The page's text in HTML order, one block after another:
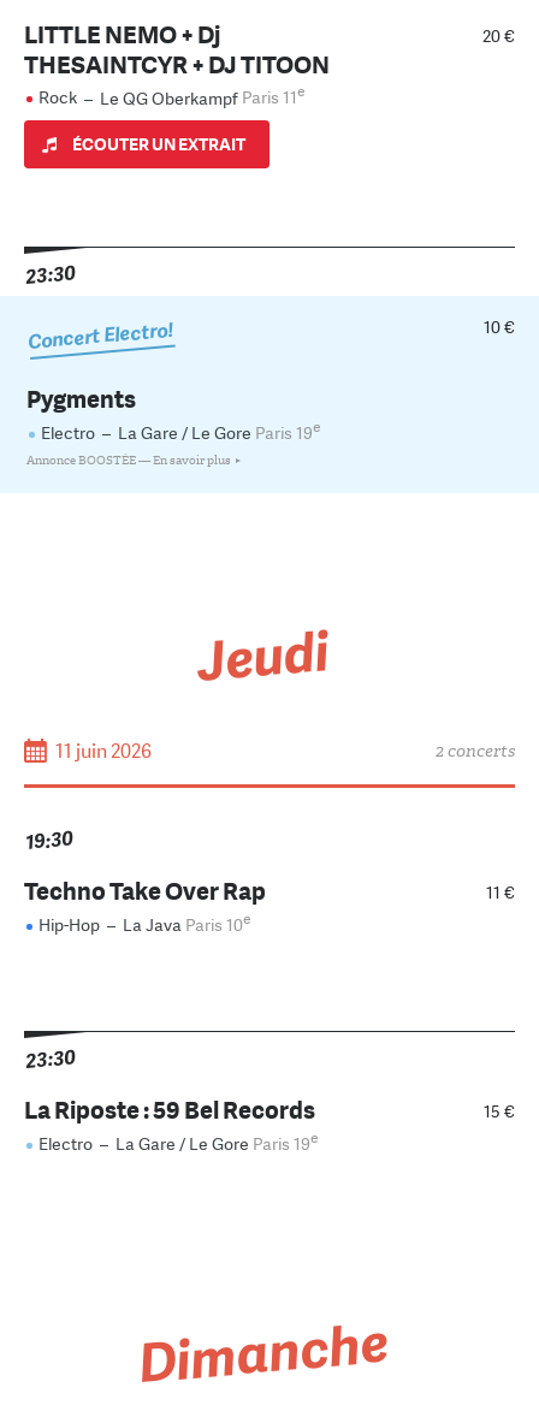
20 €
LITTLE NEMO + Dj
THESAINTCYR + DJ TITOON
Rock – Le QG Oberkampf Paris 11e
ÉCOUTER UN EXTRAIT
23:30
10 €
Concert Electro!
Pygments
Electro – La Gare / Le Gore Paris 19e
Annonce BOOSTÉE —En savoir plus
Jeudi
11 juin 2026 2 concerts
19:30
11 €
Techno Take Over Rap
Hip-Hop – La Java Paris 10e
23:30
15 €
La Riposte : 59 Bel Records
Electro – La Gare / Le Gore Paris 19e
Dimanche